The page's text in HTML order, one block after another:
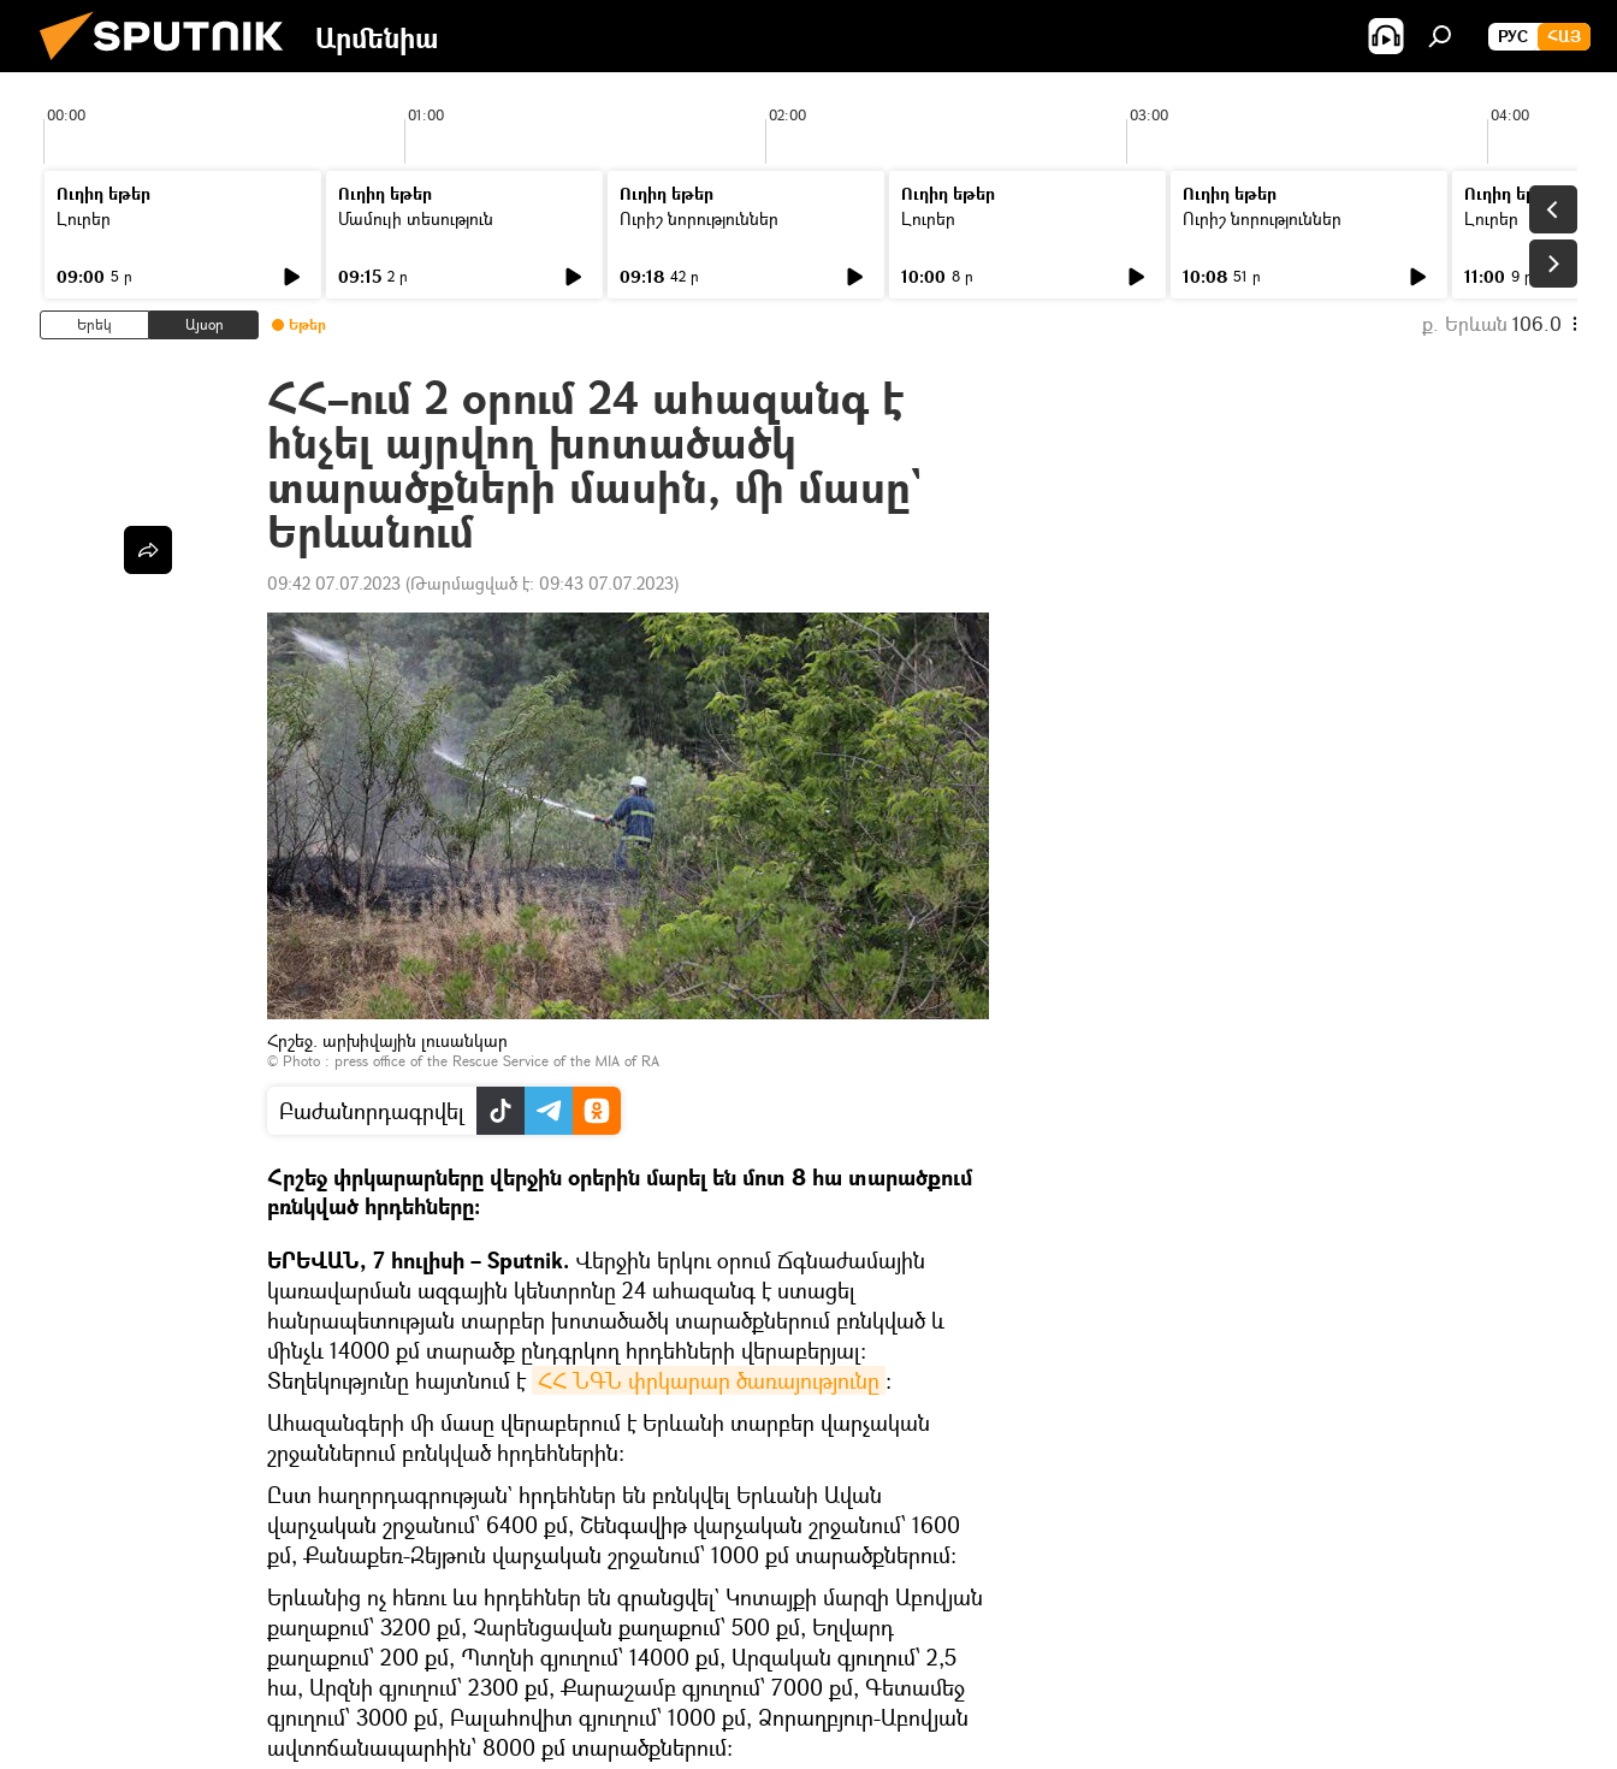
Արմենիա РУС ՀԱՅ
00:00 01:00 02:00 03:00 04:00
Ուղիղ եթեր
Լուրեր
09:00 5 ր
Ուղիղ եթեր
Մամուլի տեսություն
09:15 2 ր
Ուղիղ եթեր
Ուրիշ նորություններ
09:18 42 ր
Ուղիղ եթեր
Լուրեր
10:00 8 ր
Ուղիղ եթեր
Ուրիշ նորություններ
10:08 51 ր
Ուղիղ եթեր
Լուրեր
11:00 9 ր
Երեկ Այսօր Եթեր ք. Երևան 106.0
ՀՀ–ում 2 օրում 24 ահազանգ է
հնչել այրվող խոտածածկ
տարածքների մասին, մի մասը`
Երևանում
09:42 07.07.2023 (Թարմացված է: 09:43 07.07.2023)
Հրշեջ. արխիվային լուսանկար
© Photo : press office of the Rescue Service of the MIA of RA
Բաժանորդագրվել
Հրշեջ փրկարարները վերջին օրերին մարել են մոտ 8 հա տարածքում
բռնկված հրդեհները։
ԵՐԵՎԱՆ, 7 հուլիսի – Sputnik. Վերջին երկու օրում Ճգնաժամային
կառավարման ազգային կենտրոնը 24 ահազանգ է ստացել
հանրապետության տարբեր խոտածածկ տարածքներում բռնկված և
մինչև 14000 քմ տարածք ընդգրկող հրդեհների վերաբերյալ։
Տեղեկությունը հայտնում է ՀՀ ՆԳՆ փրկարար ծառայությունը ։
Ահազանգերի մի մասը վերաբերում է Երևանի տարբեր վարչական
շրջաններում բռնկված հրդեհներին։
Ըստ հաղորդագրության` հրդեհներ են բռնկվել Երևանի Ավան
վարչական շրջանում՝ 6400 քմ, Շենգավիթ վարչական շրջանում՝ 1600
քմ, Քանաքեռ-Զեյթուն վարչական շրջանում՝ 1000 քմ տարածքներում։
Երևանից ոչ հեռու ևս հրդեհներ են գրանցվել` Կոտայքի մարզի Աբովյան
քաղաքում՝ 3200 քմ, Չարենցավան քաղաքում՝ 500 քմ, Եղվարդ
քաղաքում՝ 200 քմ, Պտղնի գյուղում՝ 14000 քմ, Արզական գյուղում՝ 2,5
հա, Արզնի գյուղում՝ 2300 քմ, Քարաշամբ գյուղում՝ 7000 քմ, Գետամեջ
գյուղում՝ 3000 քմ, Բալահովիտ գյուղում՝ 1000 քմ, Ձորաղբյուր-Աբովյան
ավտոճանապարհին՝ 8000 քմ տարածքներում։